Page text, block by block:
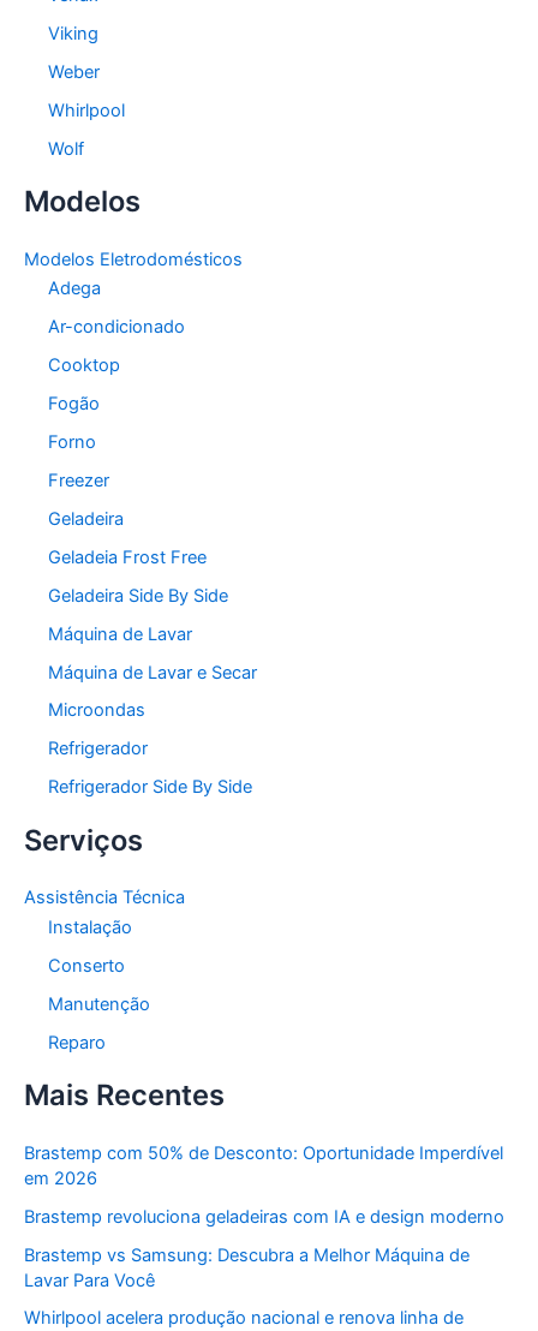
Viking
Weber
Whirlpool
Wolf
Modelos
Modelos Eletrodomésticos
Adega
Ar-condicionado
Cooktop
Fogão
Forno
Freezer
Geladeira
Geladeia Frost Free
Geladeira Side By Side
Máquina de Lavar
Máquina de Lavar e Secar
Microondas
Refrigerador
Refrigerador Side By Side
Serviços
Assistência Técnica
Instalação
Conserto
Manutenção
Reparo
Mais Recentes
Brastemp com 50% de Desconto: Oportunidade Imperdível
em 2026
Brastemp revoluciona geladeiras com IA e design moderno
Brastemp vs Samsung: Descubra a Melhor Máquina de
Lavar Para Você
Whirlpool acelera produção nacional e renova linha de